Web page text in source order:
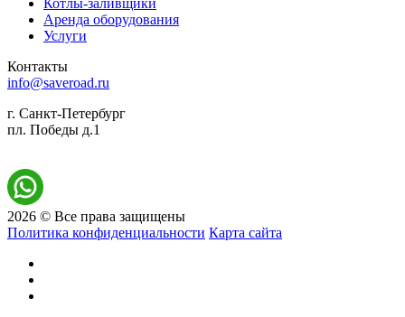
Котлы-заливщики
Аренда оборудования
Услуги
Контакты
info@saveroad.ru
г. Санкт-Петербург
пл. Победы д.1
2026 © Все права защищены
Политика конфиденциальности Карта сайта